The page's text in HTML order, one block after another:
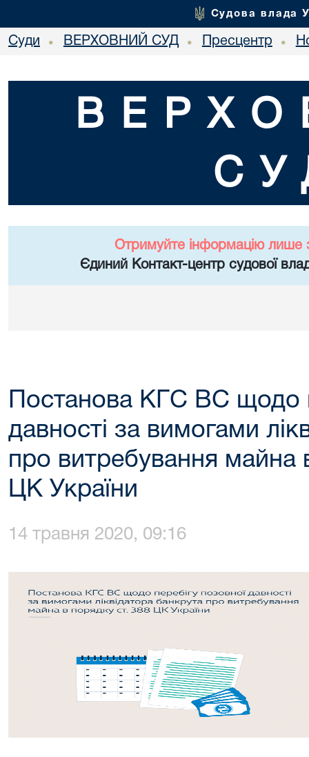
Судова влада
Суди • ВЕРХОВНИЙ СУД • Пресцентр •
Отримуйте інформацію лише
Єдиний Контакт-центр судової
Постанова КГС ВС щодо
давності за вимогами
про витребування майна
ЦК України
14 травня 2020, 09:16